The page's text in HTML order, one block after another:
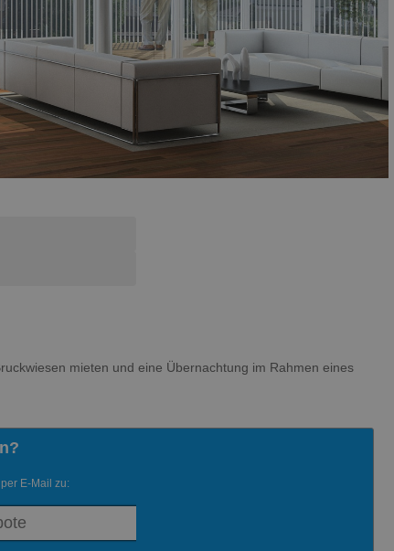
mieten und eine Übernachtung im Rahmen eines
E-Mail zu: